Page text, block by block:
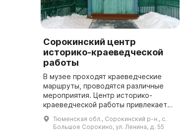
Сорокинский центр
историко-краеведческой
работы
В музее проходят краеведческие
маршруты, проводятся различные
мероприятия. Центр историко-
краеведческой работы привлекает
внимание к культурно-исторической
спадкоемкости нашего района. 20
Тюменская обл., Сорокинский р-н., с.
Большое Сорокино, ул. Ленина, д. 55